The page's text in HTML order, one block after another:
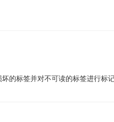
的标签并对不可读的标签进行标